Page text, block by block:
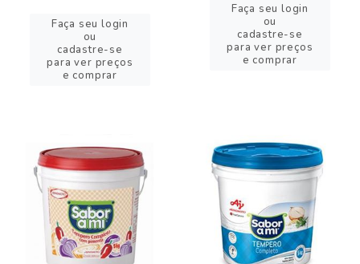
Faça seu login
ou
cadastre-se
para ver preços
e comprar
Faça seu login
ou
cadastre-se
para ver preços
e comprar